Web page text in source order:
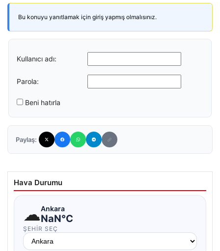
Bu konuyu yanıtlamak için giriş yapmış olmalısınız.
Kullanıcı adı:
Parola:
Beni hatırla
Paylaş:
Hava Durumu
☁Ankara
NaN°C
ŞEHIR SEÇ